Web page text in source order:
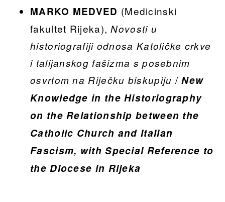
MARKO MEDVED (Medicinski
fakultet Rijeka),Novosti u
historiografiji odnosa Katoličke crkve
i talijanskog fašizma s posebnim
osvrtom na Riječku biskupiju /New
Knowledge in the Historiography
on the Relationship between the
Catholic Church and Italian
Fascism, with Special Reference to
the Diocese in Rijeka